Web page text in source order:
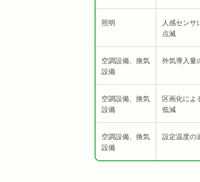
照明
人感センサ
点滅
空調設備、換気
設備
外気導入量
空調設備、換気
設備
区画化によ
低減
空調設備、換気
設備
設定温度の